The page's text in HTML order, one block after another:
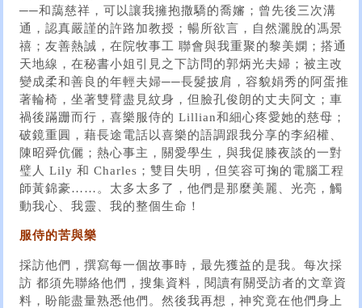
──和藹慈祥，可以讓我擁抱撒驕的喬嬸；曾先後三次溝
通，認真嚴謹的許路加教授；暢所欲言，自然灑脫的馮景
禧；友善熱誠，在院牧事工 聯會與我重聚的黎美嫻；搭通
天地線，在秘書小姐引見之下訪問的郭炳光夫婦；被主改
變成柔和善良的年輕夫婦──長髮披肩，容貌娟秀的阿蛋推
著輪椅，坐著雙臂盡見紋身，但臉孔俊朗的丈夫阿文；車
禍後蹣跚而行，喜樂服侍的 Lillian和細心疼愛她的慈母；
破鏡重圓，藉長途電話以喜樂的語調跟我分享的李紹權、
陳昭舜伉儷；熱心事主，關愛學生，與我促膝夜談的一對
璧人 Lily 和 Charles；雙目失明，但笑容可掬的電腦工程
師黃錦豪……。太多太多了，他們是那麼美麗、光亮，觸
動我心、我靈、我的整個生命！
服侍的苦與樂
採訪他們，撰寫每一個故事時，最先獲益的是我。每次採
訪 都須先聯絡他們，搜集資料，閱讀有關受訪者的文章資
料，盼能盡量熟悉他們。然後我再想，神究竟在他們身上